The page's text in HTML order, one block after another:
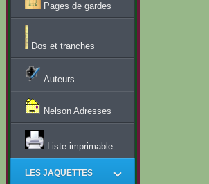
Pages de gardes
Dos et tranches
Auteurs
Nelson Adresses
Liste imprimable
LES JAQUETTES